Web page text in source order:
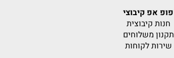
פופ אפ קיבוצי
חנות קיבוצית
תקנון משלוחים
שירות לקוחות